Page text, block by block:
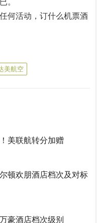
何活动，订什么机票酒
美航空
美联航转分加赠
顿欢朋酒店档次及对标
豪酒店档次级别